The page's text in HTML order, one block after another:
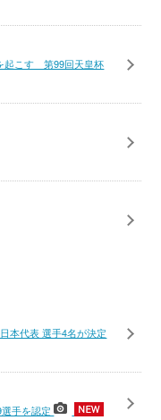
起こす 第99回天皇杯
本代表 選手4名が決定
選手を認定